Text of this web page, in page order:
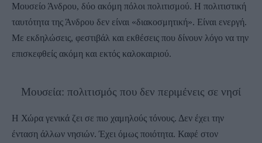
Μουσείο Άνδρου, δύο ακόμη πόλοι πολιτισμού. Η πολιτιστική
ταυτότητα της Άνδρου δεν είναι «διακοσμητική». Είναι ενεργή.
Με εκδηλώσεις, φεστιβάλ και εκθέσεις που δίνουν λόγο να την
επισκεφθείς ακόμη και εκτός καλοκαιριού.
Μουσεία: πολιτισμός που δεν περιμένεις σε νησί
Η Χώρα γενικά ζει σε πιο χαμηλούς τόνους. Δεν έχει την
ένταση άλλων νησιών. Έχει όμως ποιότητα. Καφέ στον